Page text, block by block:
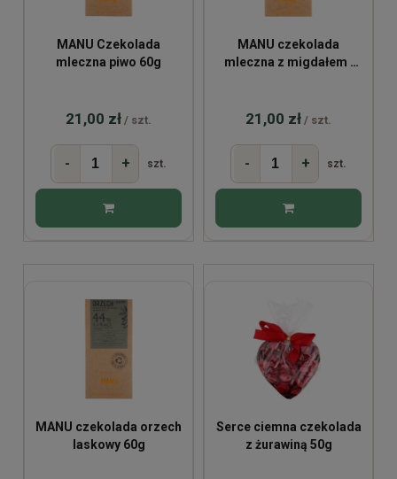
MANU Czekolada
mleczna piwo 60g
21,00 zł / szt.
- + szt.
MANU czekolada
mleczna z migdałem i
21,00 zł / szt.
- + szt.
MANU czekolada orzech
laskowy 60g
Serce ciemna czekolada
z żurawiną 50g